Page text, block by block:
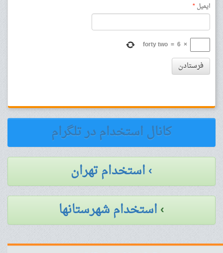
ایمیل*
×
6
=
forty two
فرستادن
کانال استخدام در تلگرام
› استخدام تهران
›استخدام شهرستانها